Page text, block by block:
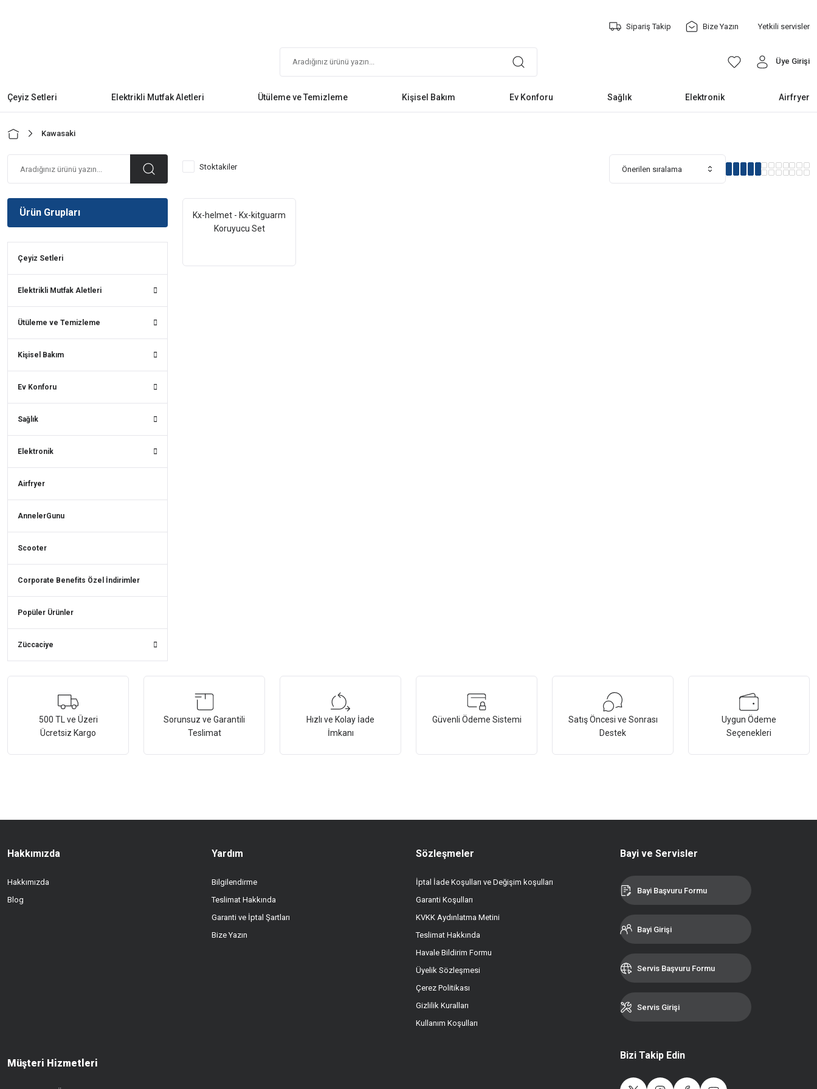
Sipariş Takip Bize Yazın Yetkili servisler
Üye Girişi
Çeyiz Setleri Elektrikli Mutfak Aletleri Ütüleme ve Temizleme Kişisel Bakım Ev Konforu Sağlık Elektronik Airfryer
Kawasaki
Ürün Grupları
Çeyiz Setleri
Elektrikli Mutfak Aletleri
Ütüleme ve Temizleme
Kişisel Bakım
Ev Konforu
Sağlık
Elektronik
Airfryer
AnnelerGunu
Scooter
Corporate Benefits Özel İndirimler
Popüler Ürünler
Züccaciye
Stoktakiler
Kx-helmet - Kx-kitguarm
Koruyucu Set
500 TL ve Üzeri
Ücretsiz Kargo
Sorunsuz ve Garantili
Teslimat
Hızlı ve Kolay İade
İmkanı
Güvenli Ödeme Sistemi
Satış Öncesi ve Sonrası
Destek
Uygun Ödeme
Seçenekleri
Hakkımızda
Hakkımızda
Blog
Yardım
Bilgilendirme
Teslimat Hakkında
Garanti ve İptal Şartları
Bize Yazın
Sözleşmeler
İptal İade Koşulları ve Değişim koşulları
Garanti Koşulları
KVKK Aydınlatma Metini
Teslimat Hakkında
Havale Bildirim Formu
Üyelik Sözleşmesi
Çerez Politikası
Gizlilik Kuralları
Kullanım Koşulları
Müşteri Hizmetleri
Bayi ve Servisler
Bayi Başvuru Formu
Bayi Girişi
Servis Başvuru Formu
Servis Girişi
Bizi Takip Edin